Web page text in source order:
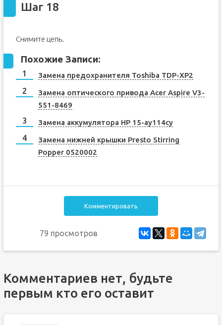
Шаг 18
Снимите цепь.
Похожие Записи:
Замена предохранителя Toshiba TDP-XP2
Замена оптического привода Acer Aspire V3-
551-8469
Замена аккумулятора HP 15-ay114cy
Замена нижней крышки Presto Stirring
Popper 0520002
Комментировать
79 просмотров
Комментариев нет, будьте
первым кто его оставит